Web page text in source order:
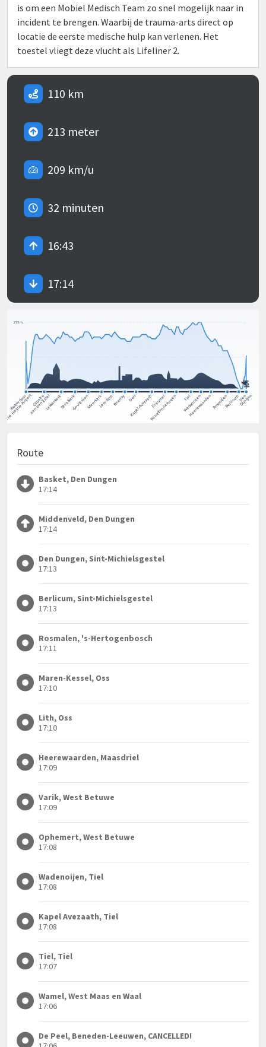
is om een Mobiel Medisch Team zo snel mogelijk naar in
incident te brengen. Waarbij de trauma-arts direct op
locatie de eerste medische hulp kan verlenen. Het
toestel vliegt deze vlucht als Lifeliner 2.
110 km
213 meter
209 km/u
32 minuten
16:43
17:14
Route
Basket, Den Dungen
17:14
Middenveld, Den Dungen
17:14
Den Dungen, Sint-Michielsgestel
17:13
Berlicum, Sint-Michielsgestel
17:13
Rosmalen, 's-Hertogenbosch
17:11
Maren-Kessel, Oss
17:10
Lith, Oss
17:10
Heerewaarden, Maasdriel
17:09
Varik, West Betuwe
17:09
Ophemert, West Betuwe
17:08
Wadenoijen, Tiel
17:08
Kapel Avezaath, Tiel
17:08
Tiel, Tiel
17:07
Wamel, West Maas en Waal
17:06
De Peel, Beneden-Leeuwen, CANCELLED!